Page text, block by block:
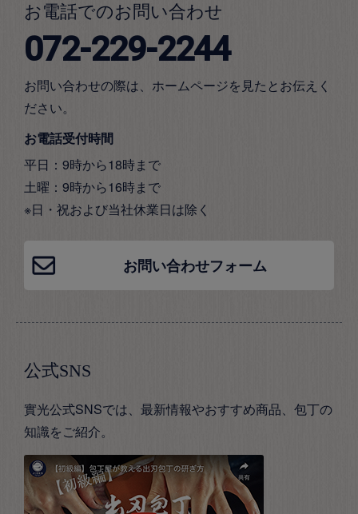
お電話でのお問い合わせ
072-229-2244
お問い合わせの際は、ホームページを見たとお伝えく
ださい。
お電話受付時間
平日：9時から18時まで
土曜：9時から16時まで
※日・祝および当社休業日は除く
お問い合わせフォーム
公式SNS
實光公式SNSでは、最新情報やおすすめ商品、包丁の
知識をご紹介。